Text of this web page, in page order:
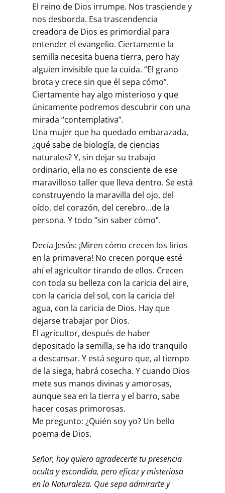
El reino de Dios irrumpe. Nos trasciende y
nos desborda. Esa trascendencia
creadora de Dios es primordial para
entender el evangelio. Ciertamente la
semilla necesita buena tierra, pero hay
alguien invisible que la cuida. “El grano
brota y crece sin que él sepa cómo”.
Ciertamente hay algo misterioso y que
únicamente podremos descubrir con una
mirada “contemplativa”.
Una mujer que ha quedado embarazada,
¿qué sabe de biología, de ciencias
naturales? Y, sin dejar su trabajo
ordinario, ella no es consciente de ese
maravilloso taller que lleva dentro. Se está
construyendo la maravilla del ojo, del
oído, del corazón, del cerebro…de la
persona. Y todo “sin saber cómo”.
Decía Jesús: ¡Miren cómo crecen los lirios
en la primavera! No crecen porque esté
ahí el agricultor tirando de ellos. Crecen
con toda su belleza con la caricia del aire,
con la caricia del sol, con la caricia del
agua, con la caricia de Dios. Hay que
dejarse trabajar por Dios.
El agricultor, después de haber
depositado la semilla, se ha ido tranquilo
a descansar. Y está seguro que, al tiempo
de la siega, habrá cosecha. Y cuando Dios
mete sus manos divinas y amorosas,
aunque sea en la tierra y el barro, sabe
hacer cosas primorosas.
Me pregunto: ¿Quién soy yo? Un bello
poema de Dios.
Señor, hoy quiero agradecerte tu presencia
oculta y escondida, pero eficaz y misteriosa
en la Naturaleza. Que sepa admirarte y